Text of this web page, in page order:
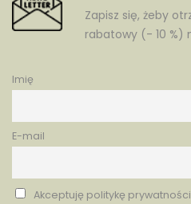
Zapisz się, żeby
rabatowy (- 10 %)
Imię
E-mail
Akceptuję politykę prywatności